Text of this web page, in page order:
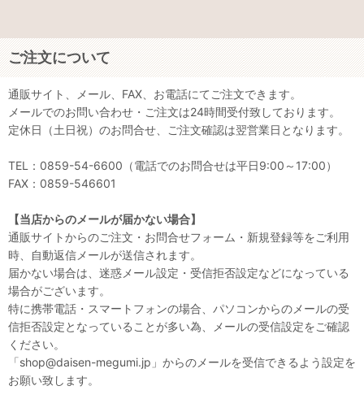
ご注文について
通販サイト、メール、FAX、お電話にてご注文できます。
メールでのお問い合わせ・ご注文は24時間受付致しております。
定休日（土日祝）のお問合せ、ご注文確認は翌営業日となります。
TEL：0859-54-6600（電話でのお問合せは平日9:00～17:00）
FAX：0859-546601
【当店からのメールが届かない場合】
通販サイトからのご注文・お問合せフォーム・新規登録等をご利用
時、自動返信メールが送信されます。
届かない場合は、迷惑メール設定・受信拒否設定などになっている
場合がございます。
特に携帯電話・スマートフォンの場合、パソコンからのメールの受
信拒否設定となっていることが多い為、メールの受信設定をご確認
ください。
「shop@daisen-megumi.jp」からのメールを受信できるよう設定を
お願い致します。